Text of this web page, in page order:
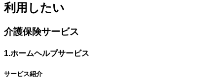
利用したい
介護保険サービス
1.ホームヘルプサービス
サービス紹介